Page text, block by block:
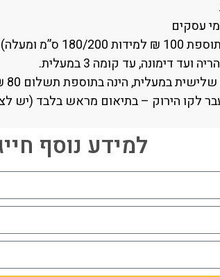
דימונה, עד קומה 3 במעלית.
במעלית, הינה בתוספת תשלום 80 ₪ לקומה.
הירוק – בתיאום מראש בלבד (יש לצלצל
למידע נוסף חייגו 077-8044606 או מלאו